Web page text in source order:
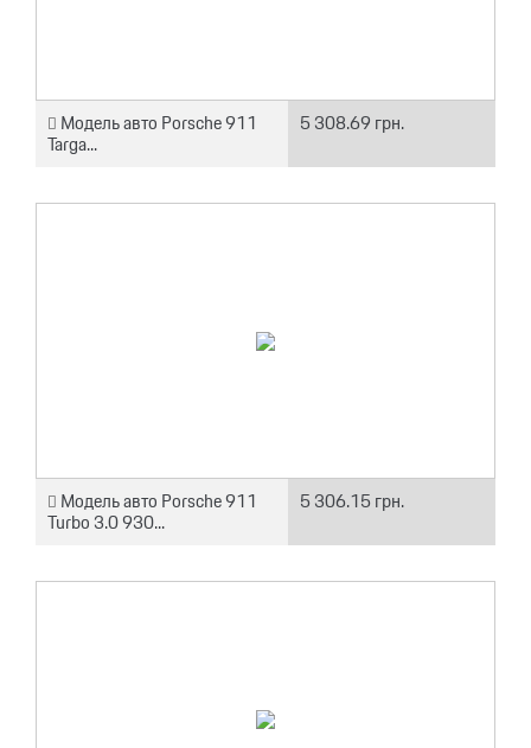
Модель авто Porsche 911
Targa...
5 308.69 грн.
Модель авто Porsche 911
Turbo 3.0 930...
5 306.15 грн.